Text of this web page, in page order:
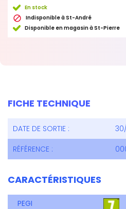
En stock
 Indisponible à St-André
Disponible en magasin à St-Pierre
FICHE TECHNIQUE
DATE DE SORTIE :
RÉFÉRENCE :
CARACTÉRISTIQUES
PEGI